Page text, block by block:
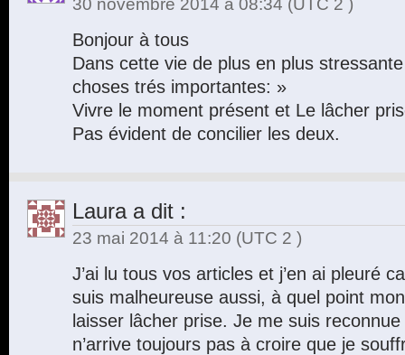
30 novembre 2014 à 08:34 (UTC 2 )
Bonjour à tous
Dans cette vie de plus en plus
choses trés importantes: »
Vivre le moment présent et Le lâcher
Pas évident de concilier les deux.
Lauraa dit :
23 mai 2014 à 11:20 (UTC 2 )
J’ai lu tous vos articles et j’en ai pleuré
suis malheureuse aussi, à quel point
laisser lâcher prise. Je me suis
n’arrive toujours pas à croire que je